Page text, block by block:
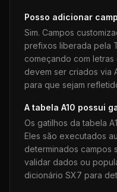
Posso adicionar
Sim. Campos
prefixos liberada pela
começando com
devem ser criados via
para que sejam
A tabela A10 possui
Os gatilhos da tabela
Eles são executados
determinados campos
validar dados ou
dicionário SX7 para